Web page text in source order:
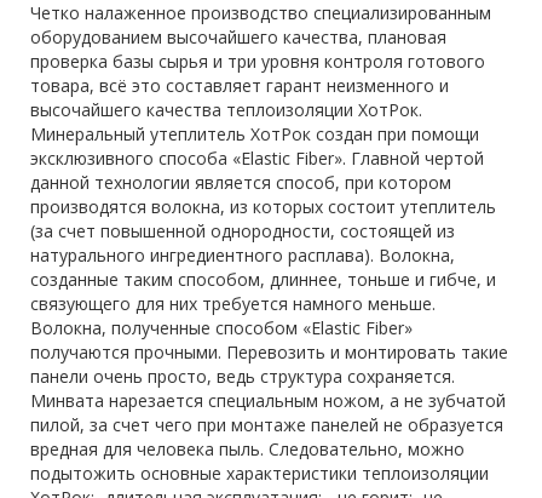
Четко налаженное производство специализированным
оборудованием высочайшего качества, плановая
проверка базы сырья и три уровня контроля готового
товара, всё это составляет гарант неизменного и
высочайшего качества теплоизоляции ХотРок.
Минеральный утеплитель ХотРок создан при помощи
эксклюзивного способа «Elastic Fiber». Главной чертой
данной технологии является способ, при котором
производятся волокна, из которых состоит утеплитель
(за счет повышенной однородности, состоящей из
натурального ингредиентного расплава). Волокна,
созданные таким способом, длиннее, тоньше и гибче, и
связующего для них требуется намного меньше.
Волокна, полученные способом «Elastic Fiber»
получаются прочными. Перевозить и монтировать такие
панели очень просто, ведь структура сохраняется.
Минвата нарезается специальным ножом, а не зубчатой
пилой, за счет чего при монтаже панелей не образуется
вредная для человека пыль. Следовательно, можно
подытожить основные характеристики теплоизоляции